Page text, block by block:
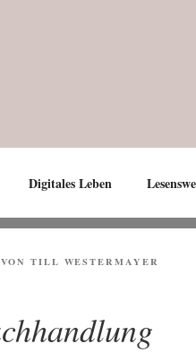
Digitales Leben
VONTILL WESTERMAYER